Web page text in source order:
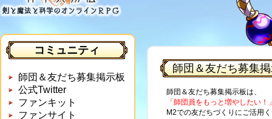
コミュニティ
師団＆友だち募集掲示板
公式Twitter
ファンキット
ファンサイト
師団＆友だち募集
師団＆友だち募集掲示板は、
「師団員をもっと増やしたい！
M2での友だちづくりにご活用